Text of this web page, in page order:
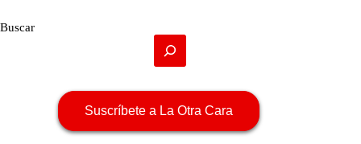
Buscar
Suscríbete a La Otra Cara